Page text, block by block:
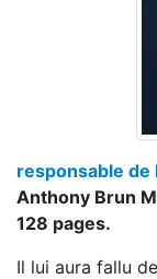
responsable de
Anthony Brun
128 pages.
Il lui aura fallu